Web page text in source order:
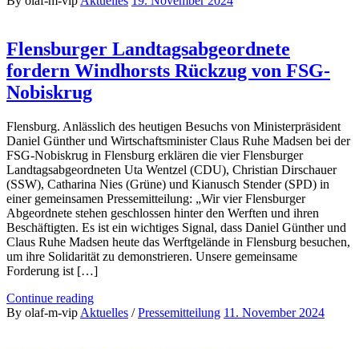
Flensburger Landtagsabgeordnete
fordern Windhorsts Rückzug von FSG-
Nobiskrug
Flensburg. Anlässlich des heutigen Besuchs von Ministerpräsident
Daniel Günther und Wirtschaftsminister Claus Ruhe Madsen bei der
FSG-Nobiskrug in Flensburg erklären die vier Flensburger
Landtagsabgeordneten Uta Wentzel (CDU), Christian Dirschauer
(SSW), Catharina Nies (Grüne) und Kianusch Stender (SPD) in
einer gemeinsamen Pressemitteilung: „Wir vier Flensburger
Abgeordnete stehen geschlossen hinter den Werften und ihren
Beschäftigten. Es ist ein wichtiges Signal, dass Daniel Günther und
Claus Ruhe Madsen heute das Werftgelände in Flensburg besuchen,
um ihre Solidarität zu demonstrieren. Unsere gemeinsame
Forderung ist […]
Continue reading
By olaf-m-vip Aktuelles /Pressemitteilung 11. November 2024